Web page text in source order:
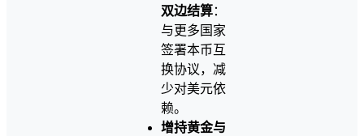
双边结算：
与更多国家
签署本币互
换协议，减
少对美元依
赖。
增持黄金与